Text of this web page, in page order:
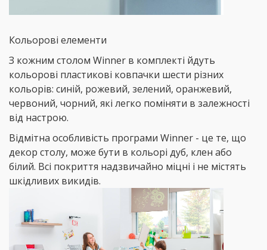
Кольорові елементи
З кожним столом Winner в комплекті йдуть
кольорові пластикові ковпачки шести різних
кольорів: синій, рожевий, зелений, оранжевий,
червоний, чорний, які легко поміняти в залежності
від настрою.
Відмітна особливість програми Winner - це те, що
декор столу, може бути в кольорі дуб, клен або
білий. Всі покриття надзвичайно міцні і не містять
шкідливих викидів.